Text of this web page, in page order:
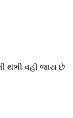
થંભી વહી જાય છે